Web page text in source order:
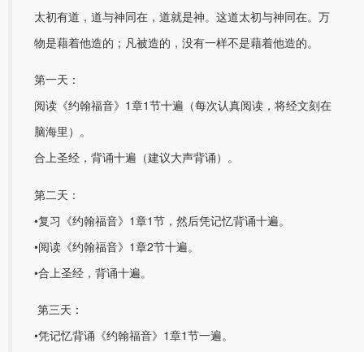
太初有道，道与神同在，道就是神。这道太初与神同在。万
物是藉着他造的；凡被造的，没有一样不是藉着他造的。
第一天：
阅读《约翰福音》1章1节十遍（每次认真阅读，将经文刻在
脑海里）。
合上圣经，背诵十遍（建议大声背诵）。
第二天：
•复习《约翰福音》1章1节，然后凭记忆背诵十遍。
•阅读《约翰福音》1章2节十遍。
•合上圣经，背诵十遍。
第三天：
•凭记忆背诵《约翰福音》1章1节一遍。